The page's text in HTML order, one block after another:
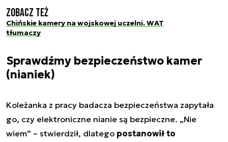
Zobacz też
Chińskie kamery na wojskowej uczelni. WAT
tłumaczy
Sprawdźmy bezpieczeństwo kamer
(nianiek)
Koleżanka z pracy badacza bezpieczeństwa zapytała
go, czy elektroniczne nianie są bezpieczne. „Nie
wiem” – stwierdził, dlatego postanowił to